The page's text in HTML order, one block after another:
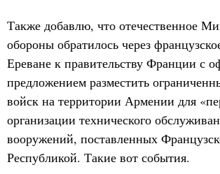
Также добавлю, что отечественное
обороны обратилось через
Ереване к правительству Франции с
предложением разместить
войск на территории Армении для
организации технического
вооружений, поставленных
Республикой. Такие вот события.